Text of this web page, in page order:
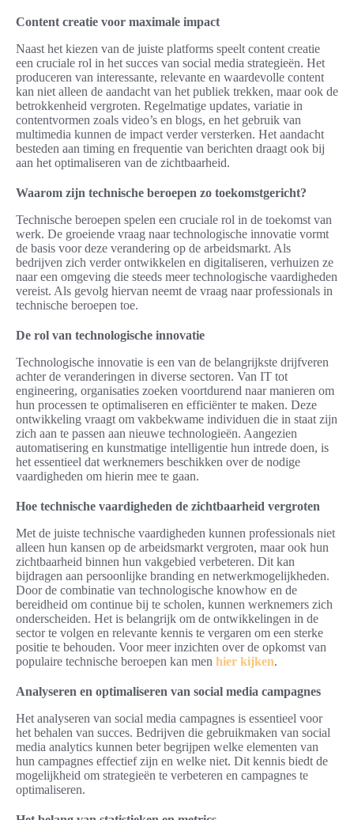
Content creatie voor maximale impact
Naast het kiezen van de juiste platforms speelt content creatie
een cruciale rol in het succes van social media strategieën. Het
produceren van interessante, relevante en waardevolle content
kan niet alleen de aandacht van het publiek trekken, maar ook de
betrokkenheid vergroten. Regelmatige updates, variatie in
contentvormen zoals video’s en blogs, en het gebruik van
multimedia kunnen de impact verder versterken. Het aandacht
besteden aan timing en frequentie van berichten draagt ook bij
aan het optimaliseren van de zichtbaarheid.
Waarom zijn technische beroepen zo toekomstgericht?
Technische beroepen spelen een cruciale rol in de toekomst van
werk. De groeiende vraag naar technologische innovatie vormt
de basis voor deze verandering op de arbeidsmarkt. Als
bedrijven zich verder ontwikkelen en digitaliseren, verhuizen ze
naar een omgeving die steeds meer technologische vaardigheden
vereist. Als gevolg hiervan neemt de vraag naar professionals in
technische beroepen toe.
De rol van technologische innovatie
Technologische innovatie is een van de belangrijkste drijfveren
achter de veranderingen in diverse sectoren. Van IT tot
engineering, organisaties zoeken voortdurend naar manieren om
hun processen te optimaliseren en efficiënter te maken. Deze
ontwikkeling vraagt om vakbekwame individuen die in staat zijn
zich aan te passen aan nieuwe technologieën. Aangezien
automatisering en kunstmatige intelligentie hun intrede doen, is
het essentieel dat werknemers beschikken over de nodige
vaardigheden om hierin mee te gaan.
Hoe technische vaardigheden de zichtbaarheid vergroten
Met de juiste technische vaardigheden kunnen professionals niet
alleen hun kansen op de arbeidsmarkt vergroten, maar ook hun
zichtbaarheid binnen hun vakgebied verbeteren. Dit kan
bijdragen aan persoonlijke branding en netwerkmogelijkheden.
Door de combinatie van technologische knowhow en de
bereidheid om continue bij te scholen, kunnen werknemers zich
onderscheiden. Het is belangrijk om de ontwikkelingen in de
sector te volgen en relevante kennis te vergaren om een sterke
positie te behouden. Voor meer inzichten over de opkomst van
populaire technische beroepen kan men hier kijken.
Analyseren en optimaliseren van social media campagnes
Het analyseren van social media campagnes is essentieel voor
het behalen van succes. Bedrijven die gebruikmaken van social
media analytics kunnen beter begrijpen welke elementen van
hun campagnes effectief zijn en welke niet. Dit kennis biedt de
mogelijkheid om strategieën te verbeteren en campagnes te
optimaliseren.